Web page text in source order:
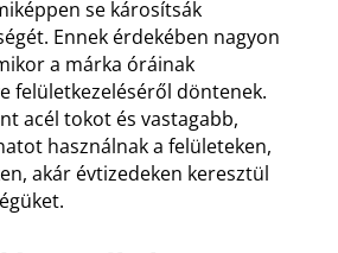
se károsítsák
Ennek érdekében nagyon
a márka óráinak
felületkezeléséről döntenek.
acél tokot és vastagabb,
használnak a felületeken,
akár évtizedeken keresztül